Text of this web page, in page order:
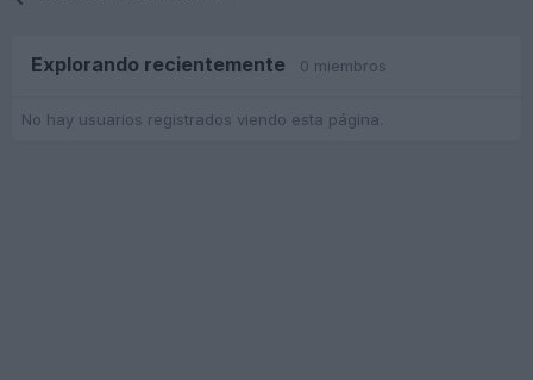
Explorando recientemente 0 miembros
No hay usuarios registrados viendo esta página.